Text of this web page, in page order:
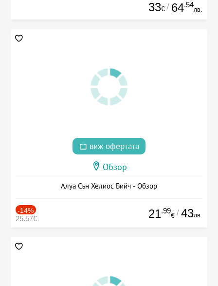
33€ / 64.54
лв.
виж офертата
Обзор
Алуа Сън Хелиос Бийч - Обзор
-14%
25.57€ 21.99
€ / 43лв.